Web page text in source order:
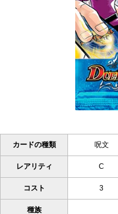
カードの種類 呪文
レアリティ C
コスト 3
種族